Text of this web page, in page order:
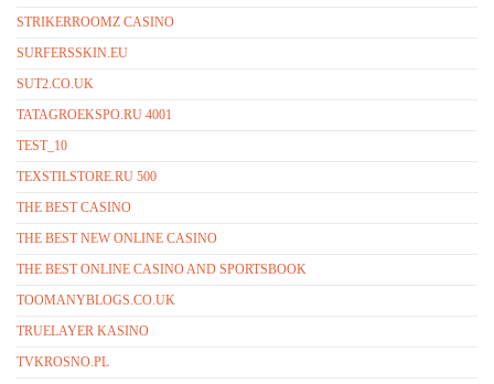
STRIKERROOMZ CASINO
SURFERSSKIN.EU
SUT2.CO.UK
TATAGROEKSPO.RU 4001
TEST_10
TEXSTILSTORE.RU 500
THE BEST CASINO
THE BEST NEW ONLINE CASINO
THE BEST ONLINE CASINO AND SPORTSBOOK
TOOMANYBLOGS.CO.UK
TRUELAYER KASINO
TVKROSNO.PL